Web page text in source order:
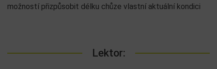
možností přizpůsobit délku chůze vlastní aktuální kondici
Lektor: